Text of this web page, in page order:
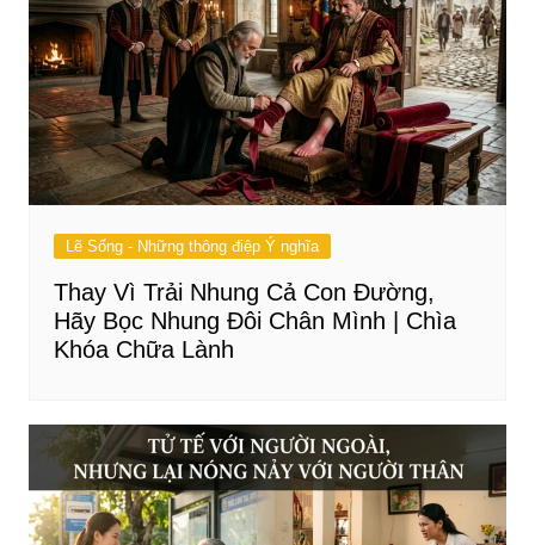
Lẽ Sống - Những thông điệp Ý nghĩa
Thay Vì Trải Nhung Cả Con Đường,
Hãy Bọc Nhung Đôi Chân Mình | Chìa
Khóa Chữa Lành